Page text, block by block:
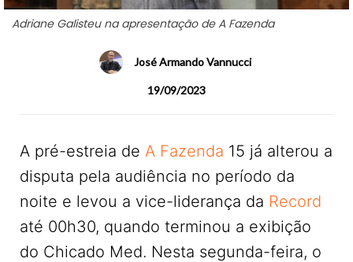
Adriane Galisteu na apresentação de A Fazenda
José Armando Vannucci
19/09/2023
A pré-estreia de A Fazenda 15 já alterou a
disputa pela audiência no período da
noite e levou a vice-liderança da Record
até 00h30, quando terminou a exibição
do Chicado Med. Nesta segunda-feira, o